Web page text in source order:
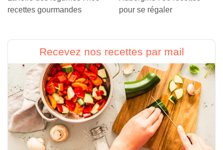
recettes gourmandes
pour se régaler
Recevez nos recettes par mail